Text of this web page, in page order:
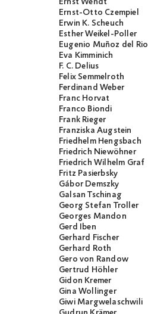
Ernst-Otto Czempiel
Erwin K. Scheuch
Esther Weikel-Poller
Eugenio Muñoz del Rio
Eva Kimminich
F. C. Delius
Felix Semmelroth
Ferdinand Weber
Franc Horvat
Franco Biondi
Frank Rieger
Franziska Augstein
Friedhelm Hengsbach
Friedrich Niewöhner
Friedrich Wilhelm Graf
Fritz Pasierbsky
Gábor Demszky
Galsan Tschinag
Georg Stefan Troller
Georges Mandon
Gerd Iben
Gerhard Fischer
Gerhard Roth
Gero von Randow
Gertrud Höhler
Gidon Kremer
Gina Wollinger
Giwi Margwelaschwili